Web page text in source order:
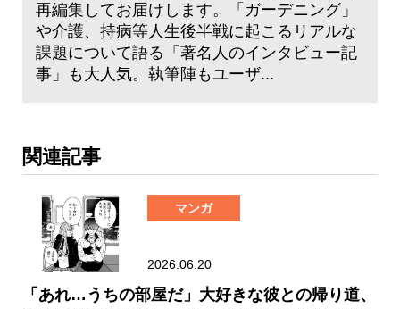
再編集してお届けします。「ガーデニング」
や介護、持病等人生後半戦に起こるリアルな
課題について語る「著名人のインタビュー記
事」も大人気。執筆陣もユーザ...
関連記事
マンガ
2026.06.20
「あれ…うちの部屋だ」大好きな彼との帰り道、